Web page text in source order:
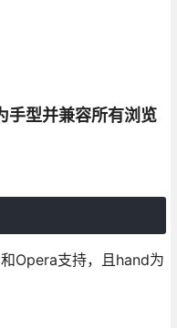
手型并兼容所有浏览
Opera支持，且hand为